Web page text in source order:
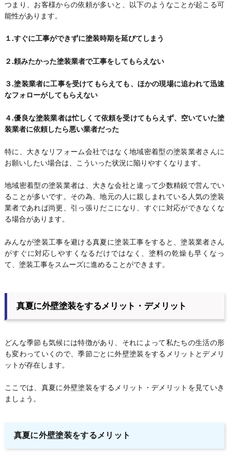
つまり、お客様からの依頼が多いと、以下のようなことが起こる可
能性があります。
１.すぐに工事ができずに塗装時期を延びてしまう
２.頼みたかった塗装業者で工事をしてもらえない
３.塗装業者に工事を受けてもらえても、ほかの現場に追われて迅速
なフォローがしてもらえない
４.優良な塗装業者は忙しくて依頼を受けてもらえず、空いていた塗
装業者に依頼したら悪い業者だった
特に、大きなリフォーム会社ではなく地域密着型の塗装業者さんに
お願いしたい場合は、こういった状況に陥りやすくなります。
地域密着型の塗装業者は、大きな会社と違って少数精鋭で営んでい
ることが多いです。その為、地元の人に親しまれている人気の塗装
業者であれば尚更、引っ張りだこになり、すぐに対応ができなくな
る場合があります。
みんなが塗装工事を避ける真夏に塗装工事をすると、塗装業者さん
がすぐに対応しやすくなるだけではなく、塗料の乾燥も早くなっ
て、塗装工事をスムーズに進めることができます。
真夏に外壁塗装をするメリット・デメリット
どんな季節も気候には特徴があり、それによって私たちの生活の形
も変わっていくので、季節ごとに外壁塗装をするメリットとデメリ
ットが存在します。
ここでは、真夏に外壁塗装をするメリット・デメリットを見ていき
ましょう。
真夏に外壁塗装をするメリット